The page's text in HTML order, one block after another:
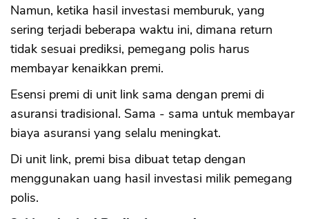
Namun, ketika hasil investasi memburuk, yang
sering terjadi beberapa waktu ini, dimana return
tidak sesuai prediksi, pemegang polis harus
membayar kenaikkan premi.
Esensi premi di unit link sama dengan premi di
asuransi tradisional. Sama - sama untuk membayar
biaya asuransi yang selalu meningkat.
Di unit link, premi bisa dibuat tetap dengan
menggunakan uang hasil investasi milik pemegang
polis.